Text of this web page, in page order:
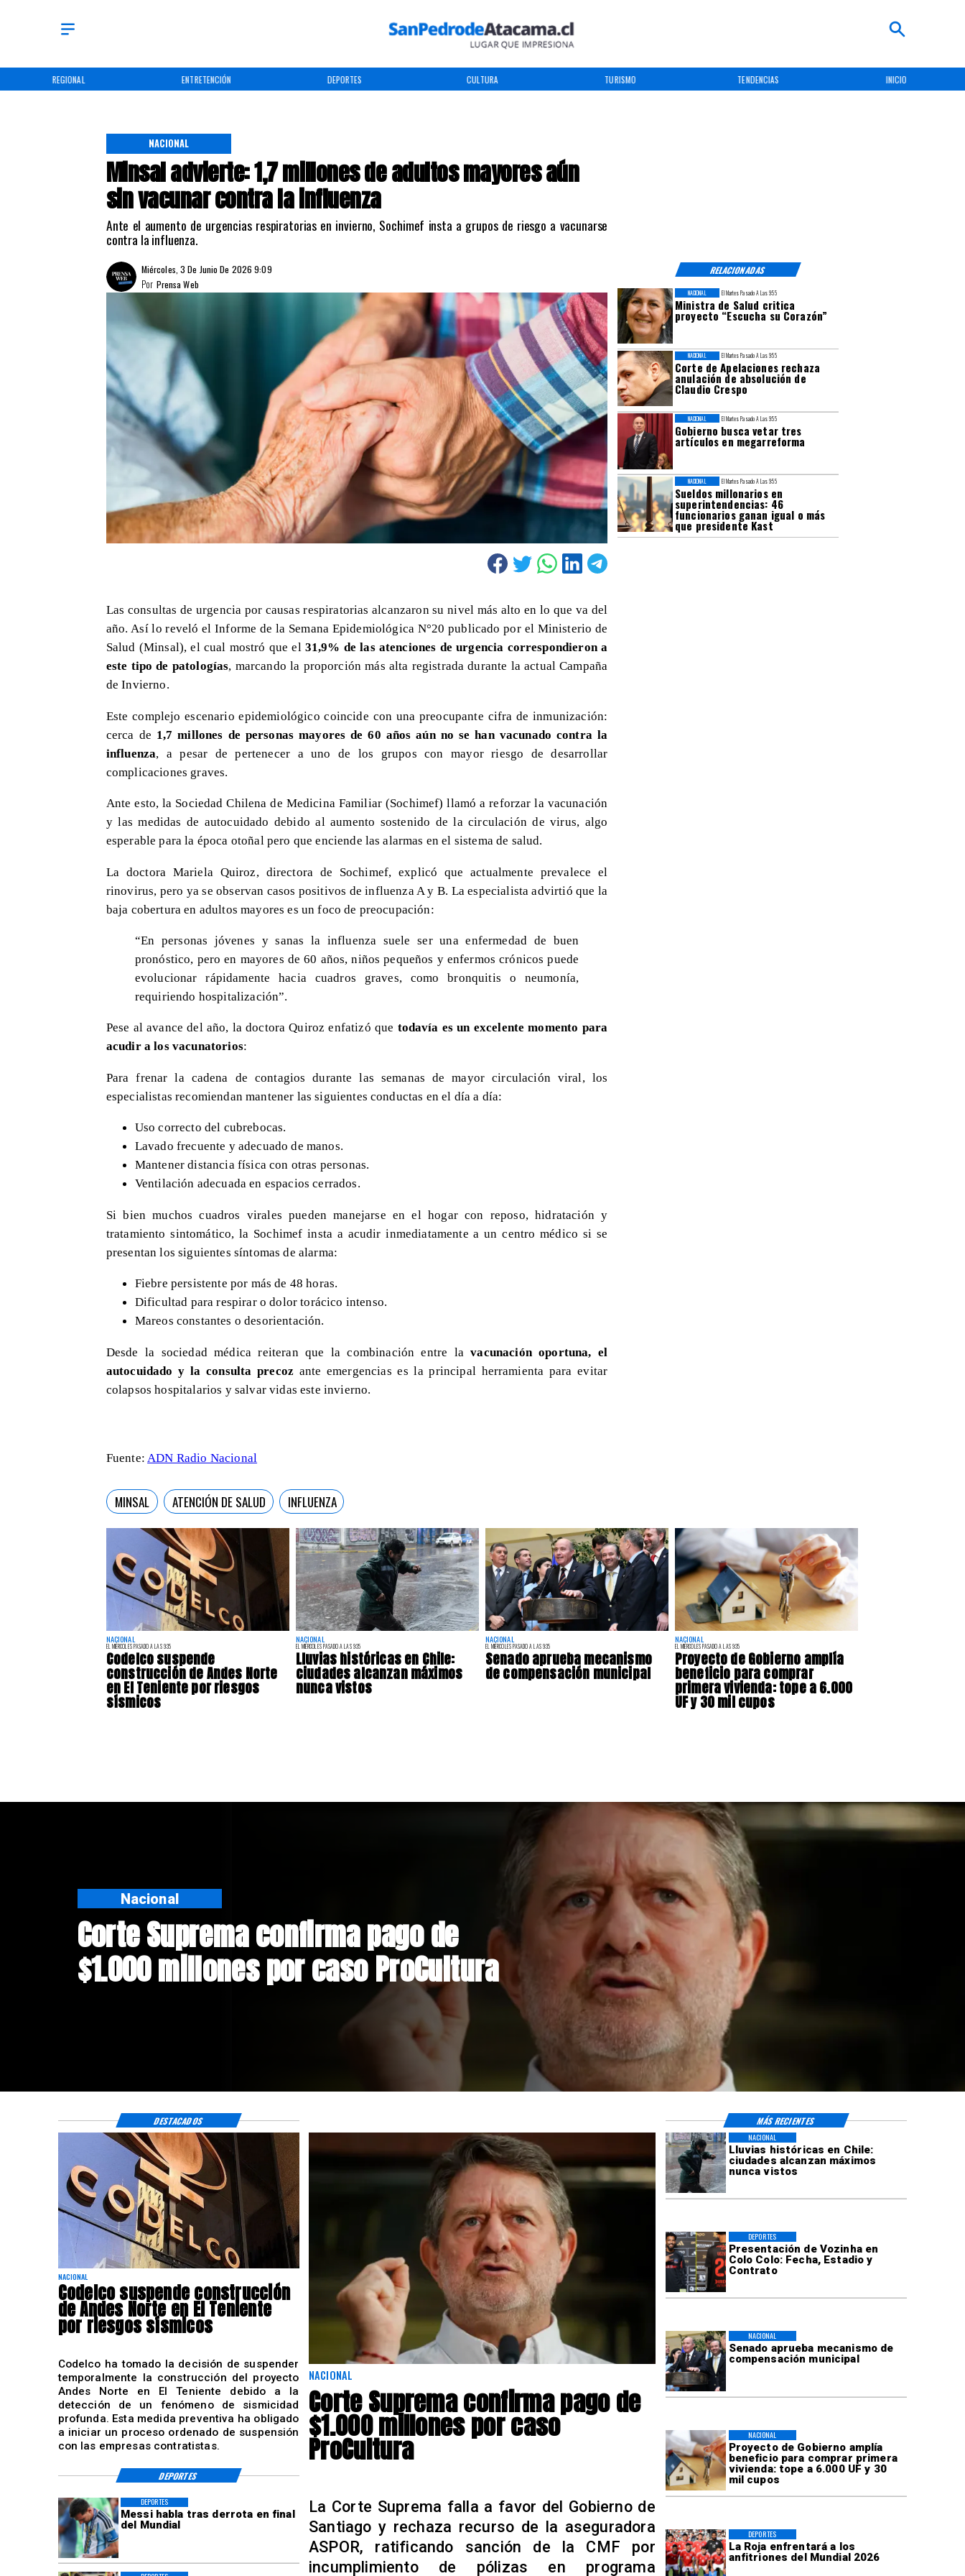
REGIONAL ENTRETENCIÓN DEPORTES CULTURA TURISMO TENDENCIAS INICIO
Minsal advierte: 1,7 millones de adultos mayores aún
sin vacunar contra la influenza
Ante el aumento de urgencias respiratorias en invierno, Sochimef insta a grupos de riesgo a vacunarse
contra la influenza.
NACIONAL
RELACIONADAS
Miércoles, 3 De Junio De 2026 9:09
Prensa Web
Por
NACIONAL
EL MIÉRCOLES PASADO A LAS 9:35
Codelco suspende
construcción de Andes Norte
en El Teniente por riesgos
sísmicos
NACIONAL
EL MIÉRCOLES PASADO A LAS 9:35
Lluvias históricas en Chile:
ciudades alcanzan máximos
nunca vistos
NACIONAL
EL MIÉRCOLES PASADO A LAS 9:35
Senado aprueba mecanismo
de compensación municipal
NACIONAL
EL MIÉRCOLES PASADO A LAS 9:35
Proyecto de Gobierno amplía
beneficio para comprar
primera vivienda: tope a 6.000
UF y 30 mil cupos
El Martes Pasado A Las 9:55
Ministra de Salud critica
proyecto “Escucha su Corazón”
NACIONAL
El Martes Pasado A Las 9:55
Corte de Apelaciones rechaza
anulación de absolución de
Claudio Crespo
NACIONAL
El Martes Pasado A Las 9:55
Gobierno busca vetar tres
artículos en megarreforma
NACIONAL
El Martes Pasado A Las 9:55
Sueldos millonarios en
superintendencias: 46
funcionarios ganan igual o más
que presidente Kast
NACIONAL
Las consultas de urgencia por causas respiratorias alcanzaron su nivel más alto en lo que va del
año. Así lo reveló el Informe de la Semana Epidemiológica N°20 publicado por el Ministerio de
Salud (Minsal), el cual mostró que el 31,9% de las atenciones de urgencia correspondieron a
este tipo de patologías, marcando la proporción más alta registrada durante la actual Campaña
de Invierno.
Este complejo escenario epidemiológico coincide con una preocupante cifra de inmunización:
cerca de 1,7 millones de personas mayores de 60 años aún no se han vacunado contra la
influenza, a pesar de pertenecer a uno de los grupos con mayor riesgo de desarrollar
complicaciones graves.
Ante esto, la Sociedad Chilena de Medicina Familiar (Sochimef) llamó a reforzar la vacunación
y las medidas de autocuidado debido al aumento sostenido de la circulación de virus, algo
esperable para la época otoñal pero que enciende las alarmas en el sistema de salud.
La doctora Mariela Quiroz, directora de Sochimef, explicó que actualmente prevalece el
rinovirus, pero ya se observan casos positivos de influenza A y B. La especialista advirtió que la
baja cobertura en adultos mayores es un foco de preocupación:
“En personas jóvenes y sanas la influenza suele ser una enfermedad de buen
pronóstico, pero en mayores de 60 años, niños pequeños y enfermos crónicos puede
evolucionar rápidamente hacia cuadros graves, como bronquitis o neumonía,
requiriendo hospitalización”.
Pese al avance del año, la doctora Quiroz enfatizó que todavía es un excelente momento para
acudir a los vacunatorios:
Para frenar la cadena de contagios durante las semanas de mayor circulación viral, los
especialistas recomiendan mantener las siguientes conductas en el día a día:
Uso correcto del cubrebocas.
Lavado frecuente y adecuado de manos.
Mantener distancia física con otras personas.
Ventilación adecuada en espacios cerrados.
Si bien muchos cuadros virales pueden manejarse en el hogar con reposo, hidratación y
tratamiento sintomático, la Sochimef insta a acudir inmediatamente a un centro médico si se
presentan los siguientes síntomas de alarma:
Fiebre persistente por más de 48 horas.
Dificultad para respirar o dolor torácico intenso.
Mareos constantes o desorientación.
Desde la sociedad médica reiteran que la combinación entre lavacunación oportuna, el
autocuidado y la consulta precoz ante emergencias es la principal herramienta para evitar
colapsos hospitalarios y salvar vidas este invierno.
Fuente:ADN Radio Nacional
MINSAL ATENCIÓN DE SALUD INFLUENZA
Corte Suprema confirma pago de
$1.000 millones por caso ProCultura
Nacional
Lluvias históricas en Chile:
ciudades alcanzan máximos
nunca vistos
NACIONAL
Presentación de Vozinha en
Colo Colo: Fecha, Estadio y
Contrato
DEPORTES
Senado aprueba mecanismo de
compensación municipal
NACIONAL
Proyecto de Gobierno amplía
beneficio para comprar primera
vivienda: tope a 6.000 UF y 30
mil cupos
NACIONAL
La Roja enfrentará a los
anfitriones del Mundial 2026
DEPORTES
Messi habla tras derrota en final
del Mundial
DEPORTES
NACIONAL
Codelco suspende construcción
de Andes Norte en El Teniente
por riesgos sísmicos
Codelco ha tomado la decisión de suspender
temporalmente la construcción del proyecto
Andes Norte en El Teniente debido a la
detección de un fenómeno de sismicidad
profunda. Esta medida preventiva ha obligado
a iniciar un proceso ordenado de suspensión
con las empresas contratistas.
NACIONAL
Corte Suprema confirma pago de
$1.000 millones por caso
ProCultura
La Corte Suprema falla a favor del Gobierno de
Santiago y rechaza recurso de la aseguradora
ASPOR, ratificando sanción de la CMF por
incumplimiento de pólizas en programa
DESTACADOS MÁS RECIENTES
DEPORTES